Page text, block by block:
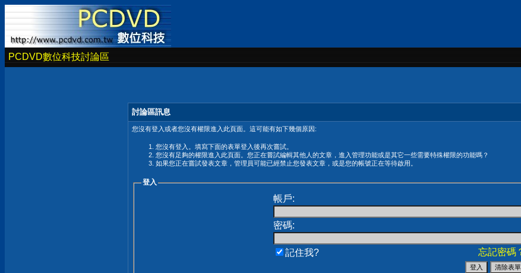
PCDVD數位科技討論區
討論區訊息
您沒有登入或者您沒有權限進入此頁面。這可能有如下幾個原因:
您沒有登入。填寫下面的表單登入後再次嘗試。
您沒有足夠的權限進入此頁面。您正在嘗試編輯其他人的文章，進入管理功能或是其它一些需要特殊權限的功能嗎？
如果您正在嘗試發表文章，管理員可能已經禁止您發表文章，或是您的帳號正在等待啟用。
登入
帳戶:
密碼:
忘記密碼
記住我?